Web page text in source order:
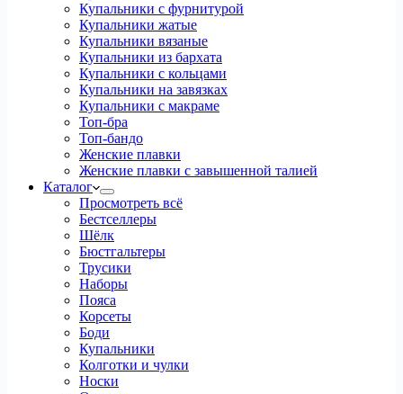
Купальники с фурнитурой
Купальники жатые
Купальники вязаные
Купальники из бархата
Купальники с кольцами
Купальники на завязках
Купальники с макраме
Топ-бра
Топ-бандо
Женские плавки
Женские плавки с завышенной талией
Каталог
Просмотреть всё
Бестселлеры
Шёлк
Бюстгальтеры
Трусики
Наборы
Пояса
Корсеты
Боди
Купальники
Колготки и чулки
Носки